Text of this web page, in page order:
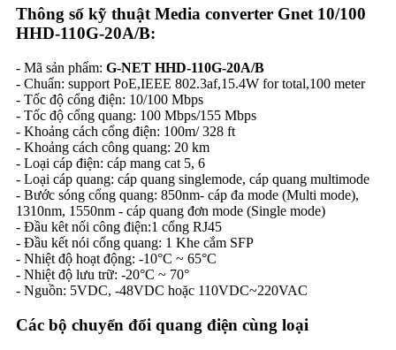
Thông số kỹ thuật Media converter Gnet 10/100
HHD-110G-20A/B:
- Mã sản phẩm: G-NET HHD-110G-20A/B
- Chuẩn: support PoE,IEEE 802.3af,15.4W for total,100 meter
- Tốc độ cổng điện: 10/100 Mbps
- Tốc độ cổng quang: 100 Mbps/155 Mbps
- Khoảng cách cổng điện: 100m/ 328 ft
- Khoảng cách công quang: 20 km
- Loại cáp điện: cáp mang cat 5, 6
- Loại cáp quang: cáp quang singlemode, cáp quang multimode
- Bước sóng cổng quang: 850nm- cáp đa mode (Multi mode),
1310nm, 1550nm - cáp quang đơn mode (Single mode)
- Đầu kêt nối công điện:1 cổng RJ45
- Đầu kết nói cổng quang: 1 Khe cắm SFP
- Nhiệt độ hoạt động: -10°C ~ 65°C
- Nhiệt độ lưu trữ: -20°C ~ 70°
- Nguồn: 5VDC, -48VDC hoặc 110VDC~220VAC
Các bộ chuyển đổi quang điện cùng loại